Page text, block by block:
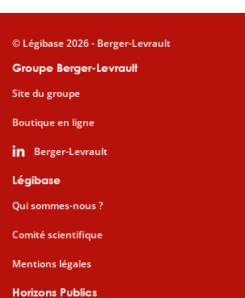
Groupe Berger-Levrault
Site du groupe
Boutique en ligne
Berger-Levrault
Légibase
Qui sommes-nous ?
Comité scientifique
Mentions légales
Horizons Publics
© Légibase 2026 - Berger-Levrault